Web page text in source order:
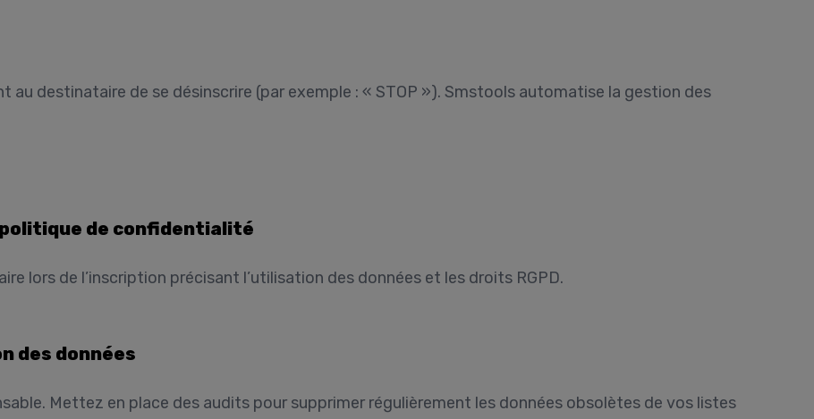
au destinataire de se désinscrire (par exemple : « STOP »). Smstools automatise la gestion des
de confidentialité
lors de l’inscription précisant l’utilisation des données et les droits RGPD.
des données
Mettez en place des audits pour supprimer régulièrement les données obsolètes de vos listes